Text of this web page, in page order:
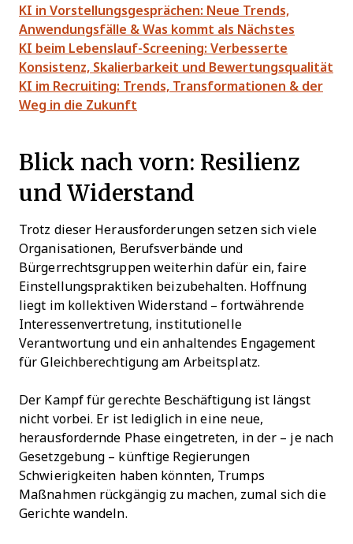
KI in Vorstellungsgesprächen: Neue Trends,
Anwendungsfälle & Was kommt als Nächstes
KI beim Lebenslauf-Screening: Verbesserte
Konsistenz, Skalierbarkeit und Bewertungsqualität
KI im Recruiting: Trends, Transformationen & der
Weg in die Zukunft
Blick nach vorn: Resilienz
und Widerstand
Trotz dieser Herausforderungen setzen sich viele
Organisationen, Berufsverbände und
Bürgerrechtsgruppen weiterhin dafür ein, faire
Einstellungspraktiken beizubehalten. Hoffnung
liegt im kollektiven Widerstand – fortwährende
Interessenvertretung, institutionelle
Verantwortung und ein anhaltendes Engagement
für Gleichberechtigung am Arbeitsplatz.
Der Kampf für gerechte Beschäftigung ist längst
nicht vorbei. Er ist lediglich in eine neue,
herausfordernde Phase eingetreten, in der – je nach
Gesetzgebung – künftige Regierungen
Schwierigkeiten haben könnten, Trumps
Maßnahmen rückgängig zu machen, zumal sich die
Gerichte wandeln.